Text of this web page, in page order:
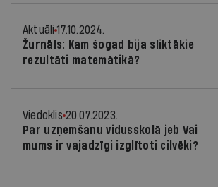
Aktuāli 17.10.2024.
Žurnāls: Kam šogad bija sliktākie
rezultāti matemātikā?
Viedoklis 20.07.2023.
Par uzņemšanu vidusskolā jeb Vai
mums ir vajadzīgi izglītoti cilvēki?